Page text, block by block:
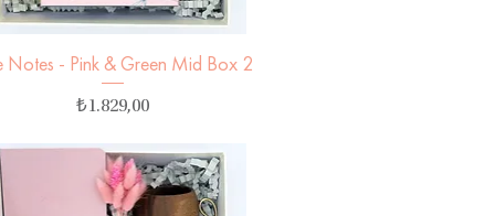
Hızlı Bakış
Notes - Pink & Green Mid Box 2
Fiyat
₺1.829,00